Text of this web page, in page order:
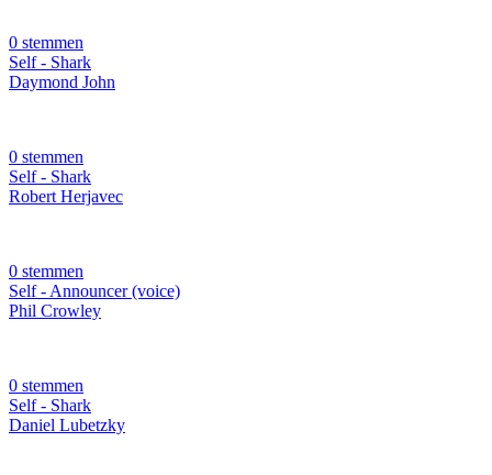
0 stemmen
Self - Shark
Daymond John
0 stemmen
Self - Shark
Robert Herjavec
0 stemmen
Self - Announcer (voice)
Phil Crowley
0 stemmen
Self - Shark
Daniel Lubetzky